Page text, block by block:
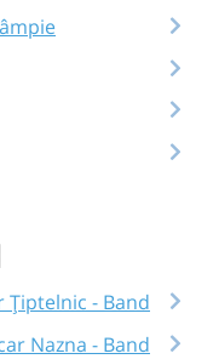
Țiptelnic - Band
Nazna - Band